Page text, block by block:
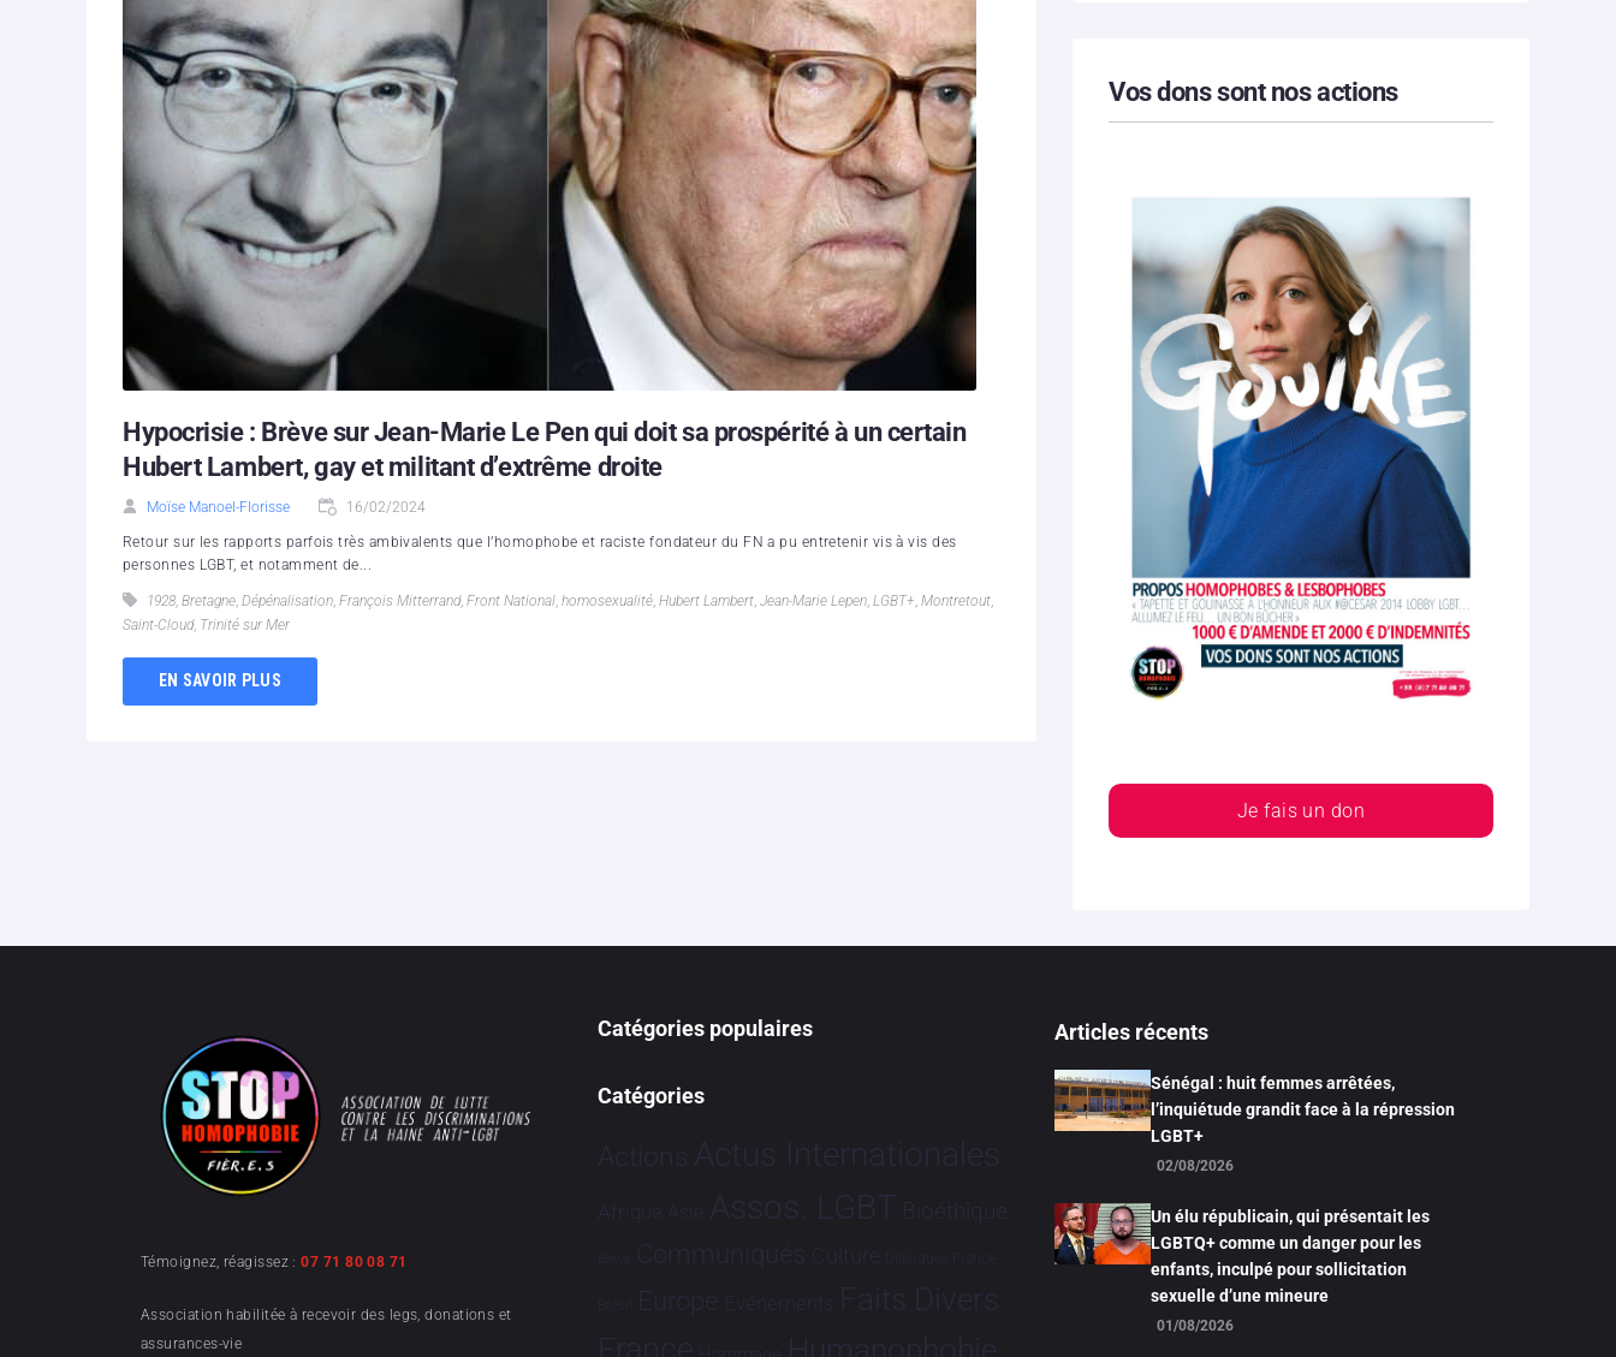
Hypocrisie : Brève sur Jean-Marie Le Pen qui doit sa prospérité à un certain
Hubert Lambert, gay et militant d’extrême droite
Moïse Manoel-Florisse 16/02/2024
Retour sur les rapports parfois très ambivalents que l’homophobe et raciste fondateur du FN a pu entretenir vis à vis des
personnes LGBT, et notamment de...
1928, Bretagne, Dépénalisation, François Mitterrand, Front National, homosexualité, Hubert Lambert, Jean-Marie Lepen, LGBT+, Montretout,
Saint-Cloud, Trinité sur Mer
EN SAVOIR PLUS
Vos dons sont nos actions
Je fais un don
Témoignez, réagissez :07 71 80 08 71
Association habilitée à recevoir des legs, donations et
assurances-vie
Catégories populaires
Catégories
Actions Actus Internationales
Afrique Asie Assos. LGBT Bioéthique
Brève Communiqués Culture Dialogues France-
Brésil Europe Evénements Faits Divers
Humanophobie
Articles récents
Sénégal : huit femmes arrêtées,
l’inquiétude grandit face à la répression
LGBT+
02/08/2026
Un élu républicain, qui présentait les
LGBTQ+ comme un danger pour les
enfants, inculpé pour sollicitation
sexuelle d’une mineure
01/08/2026